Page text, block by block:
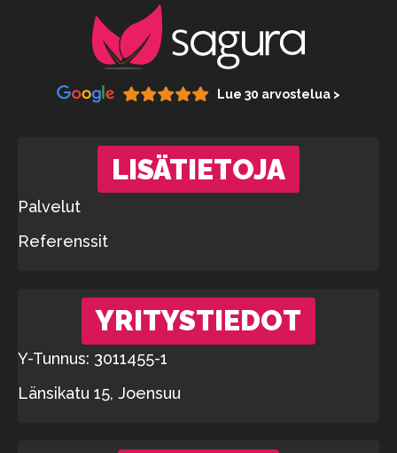
Lue 30 arvostelua >
LISÄTIETOJA
Palvelut
Referenssit
YRITYSTIEDOT
Y-Tunnus: 3011455-1
Länsikatu 15, Joensuu